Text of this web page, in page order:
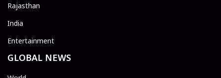
Rajasthan
India
Entertainment
GLOBAL NEWS